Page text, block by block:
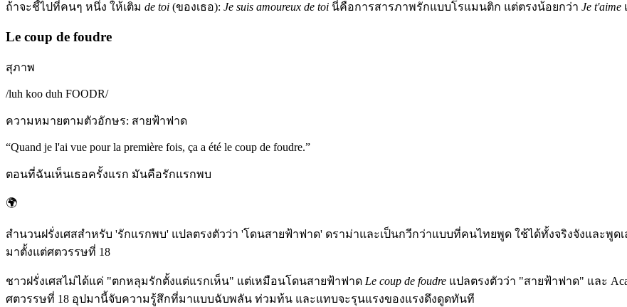
ถ้าจะชี้ไปที่คนๆ หนึ่ง ให้เติม de toi (ของเธอ): Je suis amoureux de toi นี่คือการสารภาพรักแบบโรแมนติก แต่ตรงน้อยกว่า Je t'aime
Le coup de foudre
สุภาพ
/luh koo duh FOODR/
ความหมายตามตัวอักษร: สายฟ้าฟาด
“Quand je l'ai vue pour la première fois, ça a été le coup de foudre.”
ตอนที่ฉันเห็นเธอครั้งแรก มันคือรักแรกพบ
🌍
สำนวนฝรั่งเศสสำหรับ 'รักแรกพบ' แปลตรงตัวว่า 'โดนสายฟ้าฟาด' ดราม่าและเป็นกวีกว่าแบบที่คนไทยพูด ใช้ได้ทั้งจริงจังและพูดเล่
มาตั้งแต่ศตวรรษที่ 18
ชาวฝรั่งเศสไม่ได้แค่ "ตกหลุมรักตั้งแต่แรกเห็น" แต่เหมือนโดนสายฟ้าฟาด Le coup de foudre แปลตรงตัวว่า "สายฟ้าฟาด" และ
ศตวรรษที่ 18 อุปมานี้จับความรู้สึกที่มาแบบฉับพลัน ท่วมท้น และแทบจะรุนแรงของแรงดึงดูดทันที